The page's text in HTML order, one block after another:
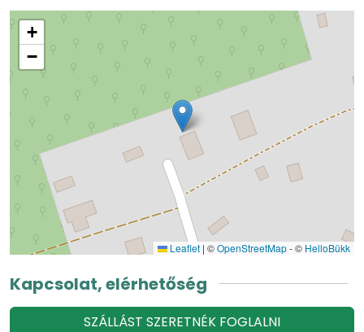
+
−
Leaflet | ©OpenStreetMap- © HelloBükk
Kapcsolat, elérhetőség
SZÁLLÁST SZERETNÉK FOGLALNI